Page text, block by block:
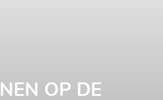
OP DE